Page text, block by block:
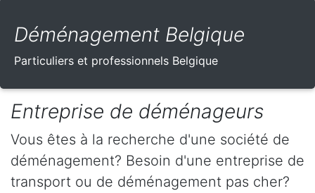
Déménagement Belgique
Particuliers et professionnels Belgique
Entreprise de déménageurs
Vous êtes à la recherche d'une société de
déménagement? Besoin d'une entreprise de
transport ou de déménagement pas cher?